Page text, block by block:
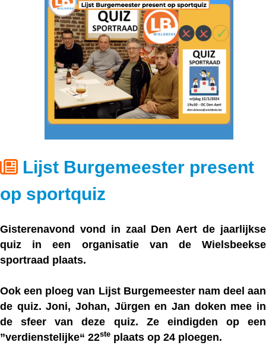
Lijst Burgemeester present
op sportquiz
Gisterenavond vond in zaal Den Aert de jaarlijkse
quiz in een organisatie van de Wielsbeekse
sportraad plaats.
Ook een ploeg van Lijst Burgemeester nam deel aan
de quiz. Joni, Johan, Jürgen en Jan doken mee in
de sfeer van deze quiz. Ze eindigden op een
”verdienstelijke“ 22ste plaats op 24 ploegen.